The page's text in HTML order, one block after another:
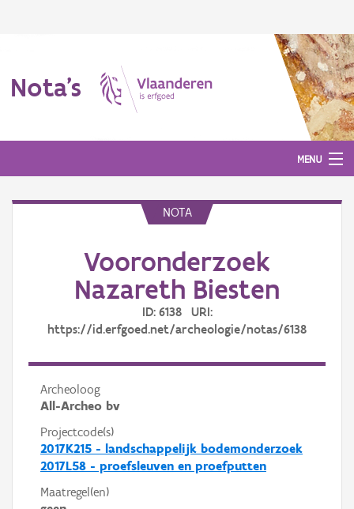
Nota's
MENU
NOTA
Vooronderzoek
Nazareth Biesten
ID: 6138 URI:
https://id.erfgoed.net/archeologie/notas/6138
Archeoloog
All-Archeo bv
Projectcode(s)
2017K215 - landschappelijk bodemonderzoek
2017L58 - proefsleuven en proefputten
Maatregel(en)